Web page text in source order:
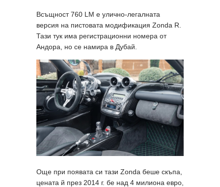
Всъщност 760 LM е улично-легалната
версия на пистовата модификация Zonda R.
Тази тук има регистрационни номера от
Андора, но се намира в Дубай.
Още при появата си тази Zonda беше скъпа,
цената й през 2014 г. бе над 4 милиона евро,